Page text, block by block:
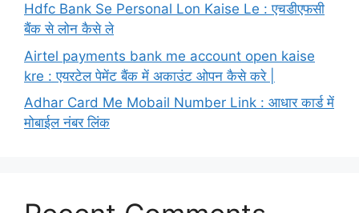
Hdfc Bank Se Personal Lon Kaise Le : एचडीएफसी
बैंक से लोन कैसे ले
Airtel payments bank me account open kaise
kre : एयरटेल पेमेंट बैंक में अकाउंट ओपन कैसे करे |
Adhar Card Me Mobail Number Link : आधार कार्ड में
मोबाईल नंबर लिंक